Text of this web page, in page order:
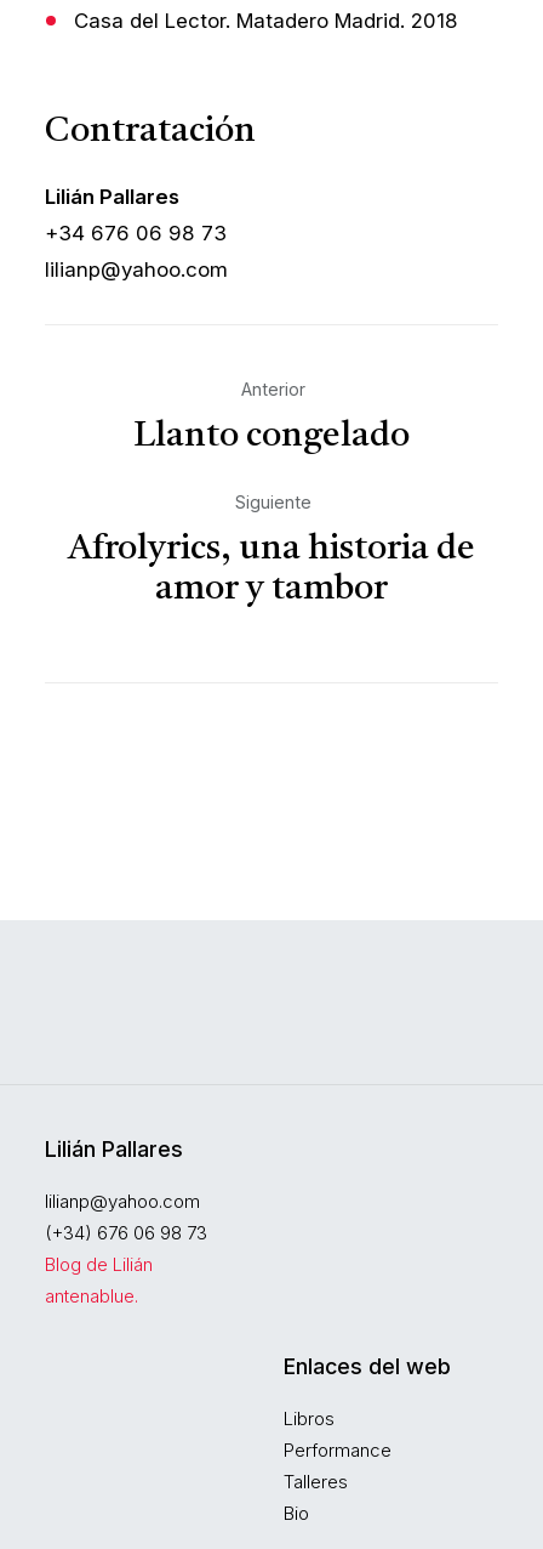
Casa del Lector. Matadero Madrid. 2018
Contratación
Lilián Pallares
+34 676 06 98 73
lilianp@yahoo.com
Anterior
Llanto congelado
Siguiente
Afrolyrics, una historia de
amor y tambor
Lilián Pallares
lilianp@yahoo.com
(+34) 676 06 98 73
Blog de Lilián
antenablue.
Enlaces del web
Libros
Performance
Talleres
Bio